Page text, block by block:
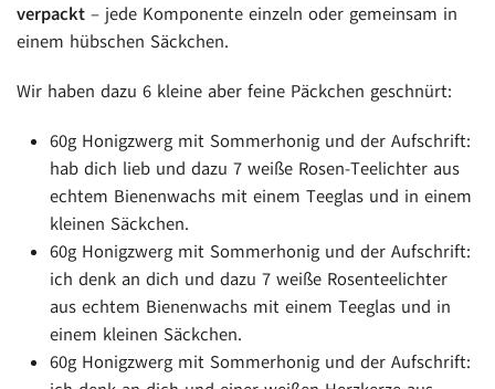
verpackt – jede Komponente einzeln oder gemeinsam in
einem hübschen Säckchen.
Wir haben dazu 6 kleine aber feine Päckchen geschnürt:
60g Honigzwerg mit Sommerhonig und der Aufschrift:
hab dich lieb und dazu 7 weiße Rosen-Teelichter aus
echtem Bienenwachs mit einem Teeglas und in einem
kleinen Säckchen.
60g Honigzwerg mit Sommerhonig und der Aufschrift:
ich denk an dich und dazu 7 weiße Rosenteelichter
aus echtem Bienenwachs mit einem Teeglas und in
einem kleinen Säckchen.
60g Honigzwerg mit Sommerhonig und der Aufschrift: